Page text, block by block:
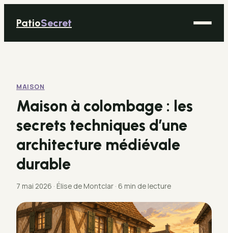
PatioSecret
Bricolage
Déco
Immobilier
Jardinage
MAISON
Maison à colombage : les
secrets techniques d’une
architecture médiévale
durable
7 mai 2026 · Élise de Montclar · 6 min de lecture